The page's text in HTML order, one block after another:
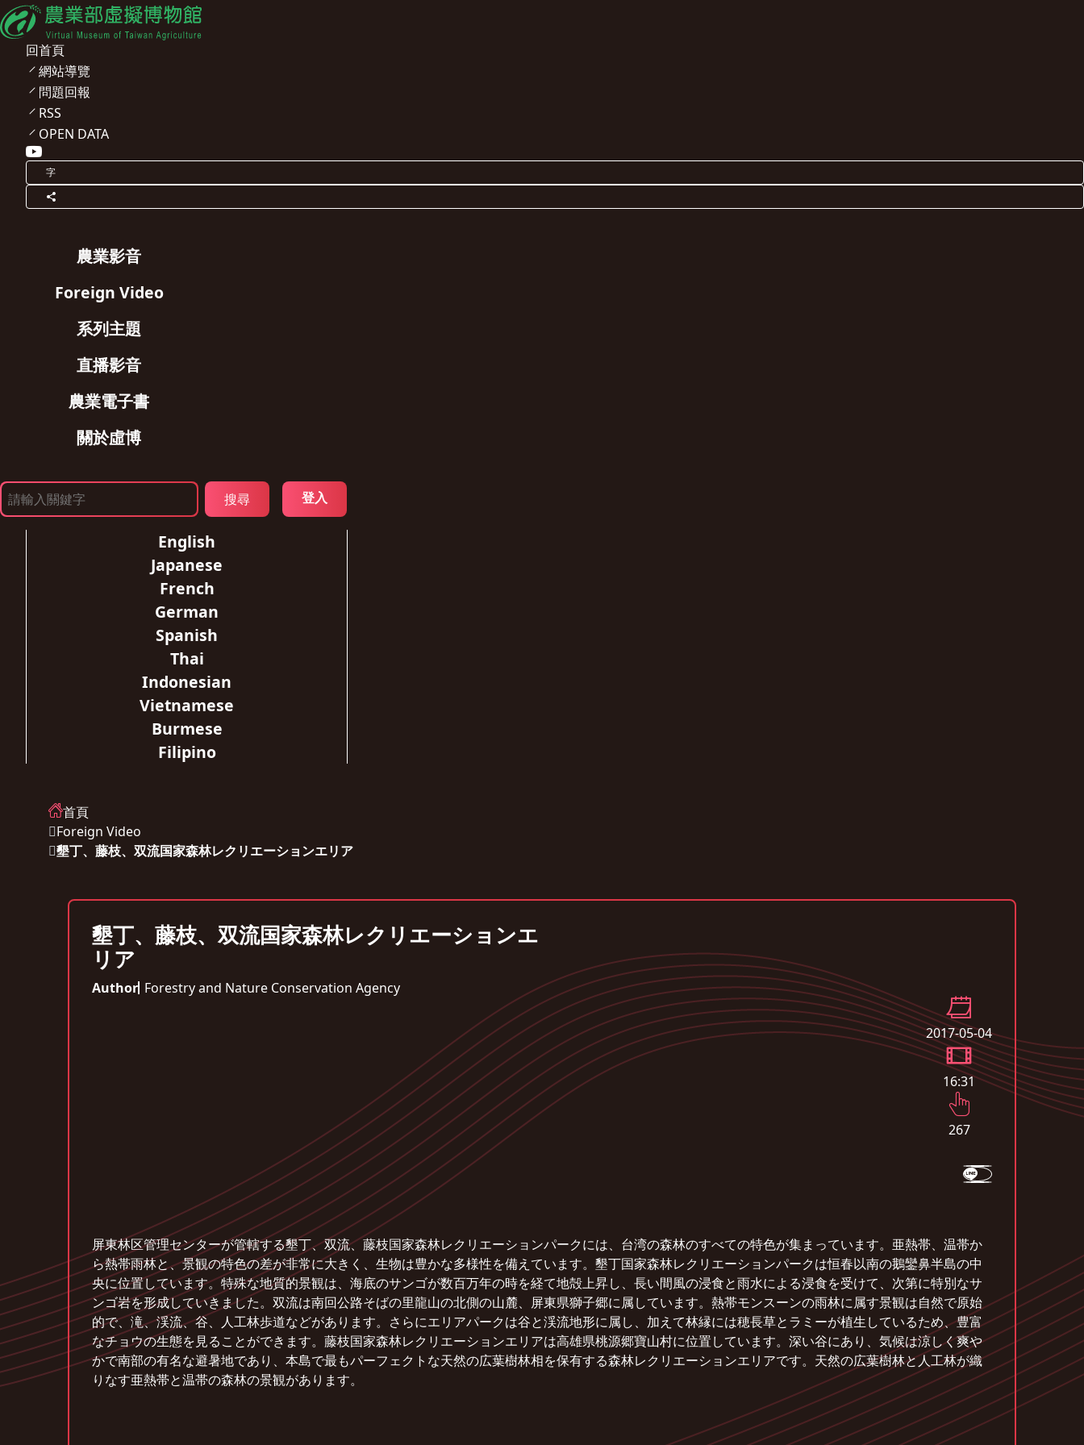
回首頁
網站導覽
問題回報
RSS
OPEN DATA
字
農業影音
Foreign Video
系列主題
直播影音
農業電子書
關於虛博
登入
English
Japanese
French
German
Spanish
Thai
Indonesian
Vietnamese
Burmese
Filipino
首頁
Foreign Video
墾丁、藤枝、双流国家森林レクリエーションエリア
墾丁、藤枝、双流国家森林レクリエーションエ
リア
Author Forestry and Nature Conservation Agency
2017-05-04
16:31
267
屏東林区管理センターが管轄する墾丁、双流、藤枝国家森林レクリエーションパークには、台湾の森林のすべての特色が集まっています。亜熱帯、温帯か
ら熱帯雨林と、景観の特色の差が非常に大きく、生物は豊かな多様性を備えています。墾丁国家森林レクリエーションパークは恒春以南の鵝鑾鼻半島の中
央に位置しています。特殊な地質的景観は、海底のサンゴが数百万年の時を経て地殻上昇し、長い間風の浸食と雨水による浸食を受けて、次第に特別なサ
ンゴ岩を形成していきました。双流は南回公路そばの里龍山の北側の山麓、屏東県獅子郷に属しています。熱帯モンスーンの雨林に属す景観は自然で原始
的で、滝、渓流、谷、人工林歩道などがあります。さらにエリアパークは谷と渓流地形に属し、加えて林縁には穂長草とラミーが植生しているため、豊富
なチョウの生態を見ることができます。藤枝国家森林レクリエーションエリアは高雄県桃源郷寶山村に位置しています。深い谷にあり、気候は涼しく爽や
かで南部の有名な避暑地であり、本島で最もパーフェクトな天然の広葉樹林相を保有する森林レクリエーションエリアです。天然の広葉樹林と人工林が織
りなす亜熱帯と温帯の森林の景観があります。